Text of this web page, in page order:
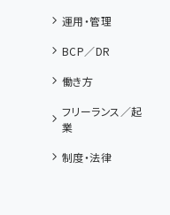
運用・管理
BCP／DR
働き方
フリーランス／起
業
制度・法律